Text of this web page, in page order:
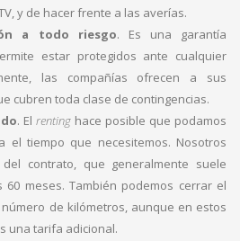
y de hacer frente a las averías.
a todo riesgo. Es una garantía
estar protegidos ante cualquier
las compañías ofrecen a sus
cubren toda clase de contingencias.
. El renting hace posible que podamos
el tiempo que necesitemos. Nosotros
contrato, que generalmente suele
meses. También podemos cerrar el
de kilómetros, aunque en estos
una tarifa adicional.